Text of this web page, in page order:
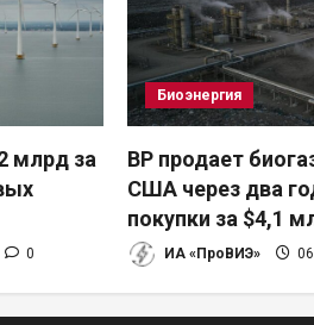
млрд за
0
Биоэнергия
BP продает
США через два
покупки за $4,1
ИА «ПроВИЭ»